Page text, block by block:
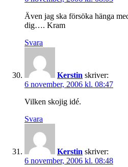
Även jag ska försöka hänga
dig…. Kram
Svara
Kerstin skriver:
6 november, 2006 kl. 08:47
Vilken skojig idé.
Svara
Kerstin skriver:
6 november, 2006 kl. 08:48